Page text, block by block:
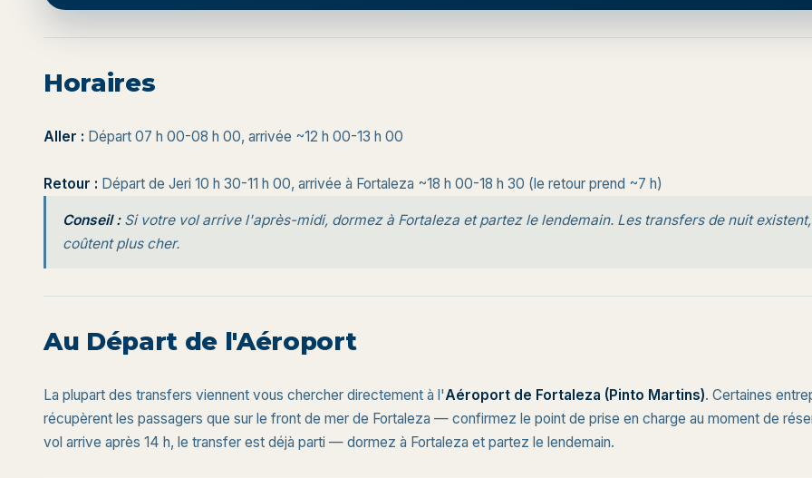
Horaires
Aller : Départ 07 h 00-08 h 00, arrivée ~12 h 00-13 h 00
Retour : Départ de Jeri 10 h 30-11 h 00, arrivée à Fortaleza ~18 h 00-18 h 30 (le retour prend ~7 h)
Conseil :Si votre vol arrive l'après-midi, dormez à Fortaleza et partez le lendemain. Les transfers de nuit
coûtent plus cher.
Au Départ de l'Aéroport
La plupart des transfers viennent vous chercher directement à l'Aéroport de Fortaleza (Pinto Martins). Certaines
récupèrent les passagers que sur le front de mer de Fortaleza — confirmez le point de prise en charge au moment de
vol arrive après 14 h, le transfer est déjà parti — dormez à Fortaleza et partez le lendemain.